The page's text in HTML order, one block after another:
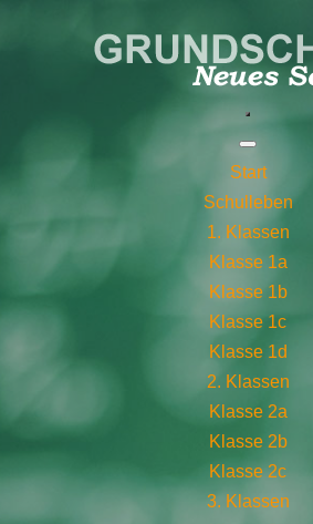
Start
Schulleben
1. Klassen
Klasse 1a
Klasse 1b
Klasse 1c
Klasse 1d
2. Klassen
Klasse 2a
Klasse 2b
Klasse 2c
3. Klassen